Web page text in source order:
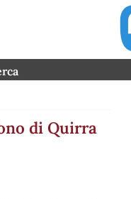
di Quirra